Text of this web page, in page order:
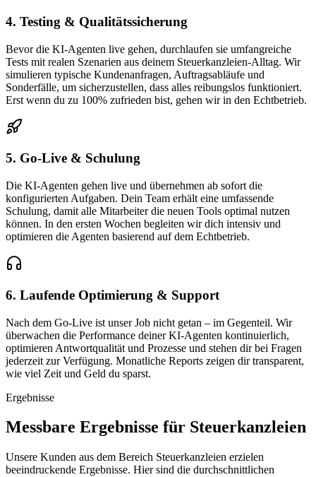
4. Testing & Qualitätssicherung
Bevor die KI-Agenten live gehen, durchlaufen sie umfangreiche
Tests mit realen Szenarien aus deinem Steuerkanzleien-Alltag. Wir
simulieren typische Kundenanfragen, Auftragsabläufe und
Sonderfälle, um sicherzustellen, dass alles reibungslos funktioniert.
Erst wenn du zu 100% zufrieden bist, gehen wir in den Echtbetrieb.
5. Go-Live & Schulung
Die KI-Agenten gehen live und übernehmen ab sofort die
konfigurierten Aufgaben. Dein Team erhält eine umfassende
Schulung, damit alle Mitarbeiter die neuen Tools optimal nutzen
können. In den ersten Wochen begleiten wir dich intensiv und
optimieren die Agenten basierend auf dem Echtbetrieb.
6. Laufende Optimierung & Support
Nach dem Go-Live ist unser Job nicht getan – im Gegenteil. Wir
überwachen die Performance deiner KI-Agenten kontinuierlich,
optimieren Antwortqualität und Prozesse und stehen dir bei Fragen
jederzeit zur Verfügung. Monatliche Reports zeigen dir transparent,
wie viel Zeit und Geld du sparst.
Ergebnisse
Messbare Ergebnisse für Steuerkanzleien
Unsere Kunden aus dem Bereich Steuerkanzleien erzielen
beeindruckende Ergebnisse. Hier sind die durchschnittlichen